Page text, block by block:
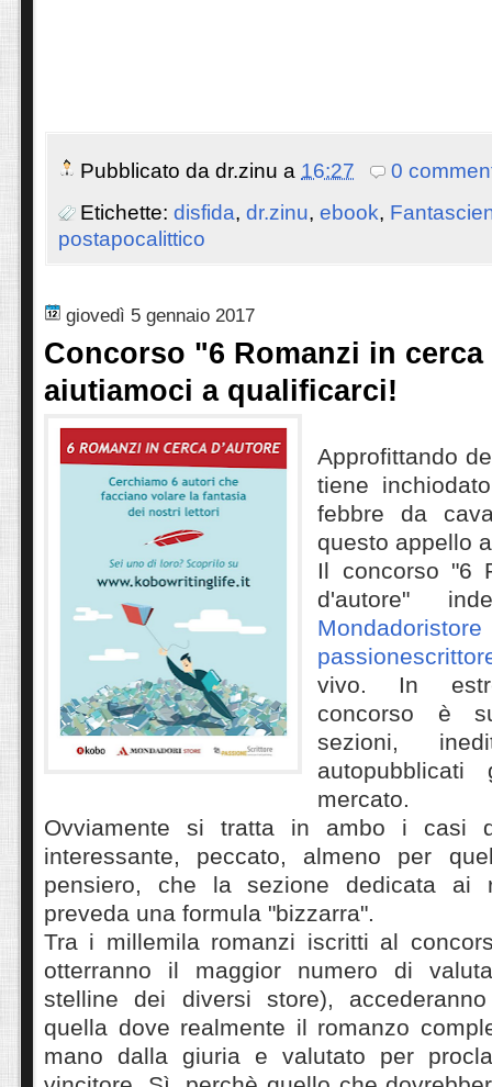
Pubblicato da dr.zinu a 16:27
0
Etichette: disfida, dr.zinu, ebook,
postapocalittico
giovedì 5 gennaio 2017
Concorso "6 Romanzi in
aiutiamoci a qualificarci!
Approfittando
tiene
febbre da
questo appello
Il concorso "6
d'autore"
vivo. In
concorso è
sezioni,
mercato.
Ovviamente si tratta in ambo i casi
interessante, peccato, almeno per
pensiero, che la sezione dedicata ai
preveda una formula "bizzarra".
Tra i millemila romanzi iscritti al
otterranno il maggior numero di
stelline dei diversi store),
quella dove realmente il romanzo
mano dalla giuria e valutato per